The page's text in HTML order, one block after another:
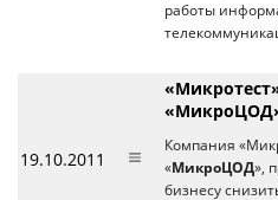
работы
19.10.2011
Компания
«МикроЦОД»,
бизнесу